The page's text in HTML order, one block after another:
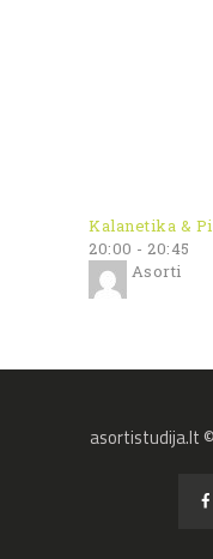
Kalanetika &
20:00 - 20:45
Asorti
asortistudija.lt